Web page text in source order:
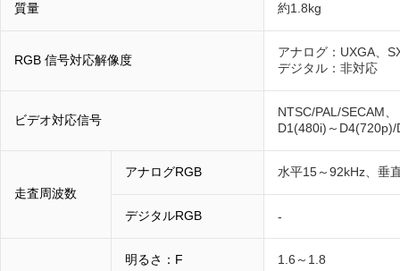
質量 約1.8kg
RGB 信号対応解像度
アナログ：UXGA、
デジタル：非対応
ビデオ対応信号
NTSC/PAL/SECAM、
D1(480i)～
走査周波数
アナログRGB 水平15～92kHz、垂
デジタルRGB -
明るさ：F 1.6～1.8